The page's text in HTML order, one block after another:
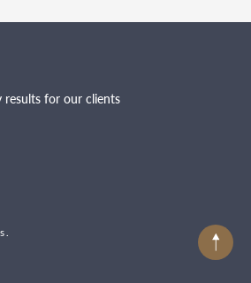
results for our clients